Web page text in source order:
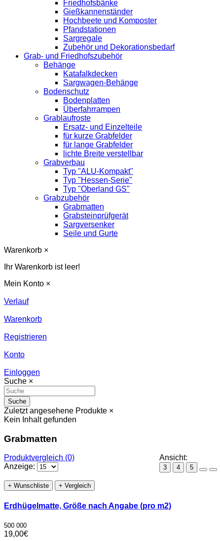
Friedhofsbänke
Gießkannenständer
Hochbeete und Komposter
Pfandstationen
Sargregale
Zubehör und Dekorationsbedarf
Grab- und Friedhofszubehör
Behänge
Katafalkdecken
Sargwagen-Behänge
Bodenschutz
Bodenplatten
Überfahrrampen
Grablaufroste
Ersatz- und Einzelteile
für kurze Grabfelder
für lange Grabfelder
lichte Breite verstellbar
Grabverbau
Typ "ALU-Kompakt"
Typ "Hessen-Serie"
Typ "Oberland GS"
Grabzubehör
Grabmatten
Grabsteinprüfgerät
Sargversenker
Seile und Gurte
Warenkorb ×
Ihr Warenkorb ist leer!
Mein Konto ×
Verlauf
Warenkorb
Registrieren
Konto
Einloggen
Suche ×
Suche
Zuletzt angesehene Produkte ×
Kein Inhalt gefunden
Grabmatten
Ansicht:
3 4 5
Produktvergleich (0)
Anzeige:
+ Wunschliste + Vergleich
Erdhügelmatte, Größe nach Angabe (pro m2)
500 000
19,00€